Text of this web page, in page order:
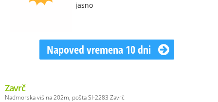
jasno
Napoved vremena 10 dni
Zavrč
Nadmorska višina 202m, pošta SI-2283 Zavrč